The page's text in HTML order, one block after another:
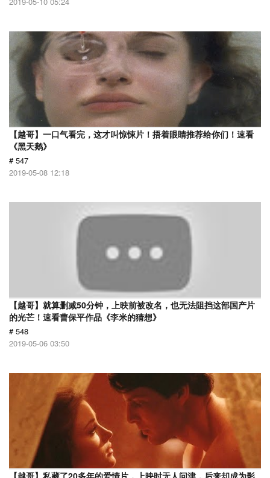
【越哥】一口气看完，这才叫惊悚片！捂着眼睛推荐给你们！速看
《黑天鹅》
# 547
2019-05-08 12:18
【越哥】就算删减50分钟，上映前被改名，也无法阻挡这部国产片
的光芒！速看曹保平作品《李米的猜想》
# 548
2019-05-06 03:50
【越哥】私藏了20多年的爱情片，上映时无人问津，后来却成为影